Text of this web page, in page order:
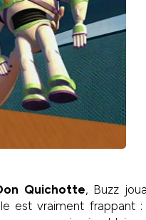
Quichotte, Buzz
est vraiment frappant :